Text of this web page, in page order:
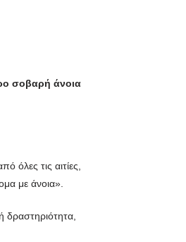
σοβαρή άνοια
όλες τις αιτίες,
με άνοια».
δραστηριότητα,